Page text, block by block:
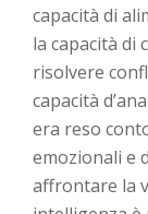
capacità di
la capacità di
risolvere
capacità
era reso
emozionali e
affrontare la